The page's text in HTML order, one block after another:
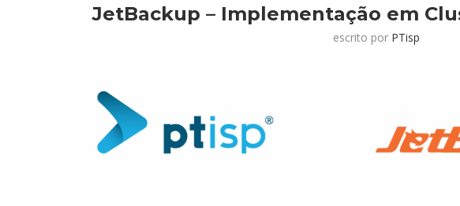
JetBackup – Implementação em
escrito por PTisp